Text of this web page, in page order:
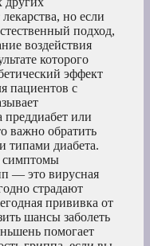
но если
подход,
воздействия
которого
эффект
пациентов с
преддиабет или
важно обратить
типами диабета.
симптомы
— это вирусная
страдают
прививка от
шансы заболеть
помогает